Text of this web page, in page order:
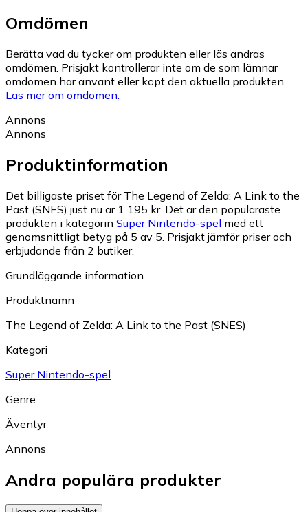
Omdömen
Berätta vad du tycker om produkten eller läs andras
omdömen. Prisjakt kontrollerar inte om de som lämnar
omdömen har använt eller köpt den aktuella produkten.
Läs mer om omdömen.
Annons
Annons
Produktinformation
Det billigaste priset för The Legend of Zelda: A Link to the
Past (SNES) just nu är 1 195 kr. Det är den populäraste
produkten i kategorin Super Nintendo-spel med ett
genomsnittligt betyg på 5 av 5. Prisjakt jämför priser och
erbjudande från 2 butiker.
Grundläggande information
Produktnamn
The Legend of Zelda: A Link to the Past (SNES)
Kategori
Super Nintendo-spel
Genre
Äventyr
Annons
Andra populära produkter